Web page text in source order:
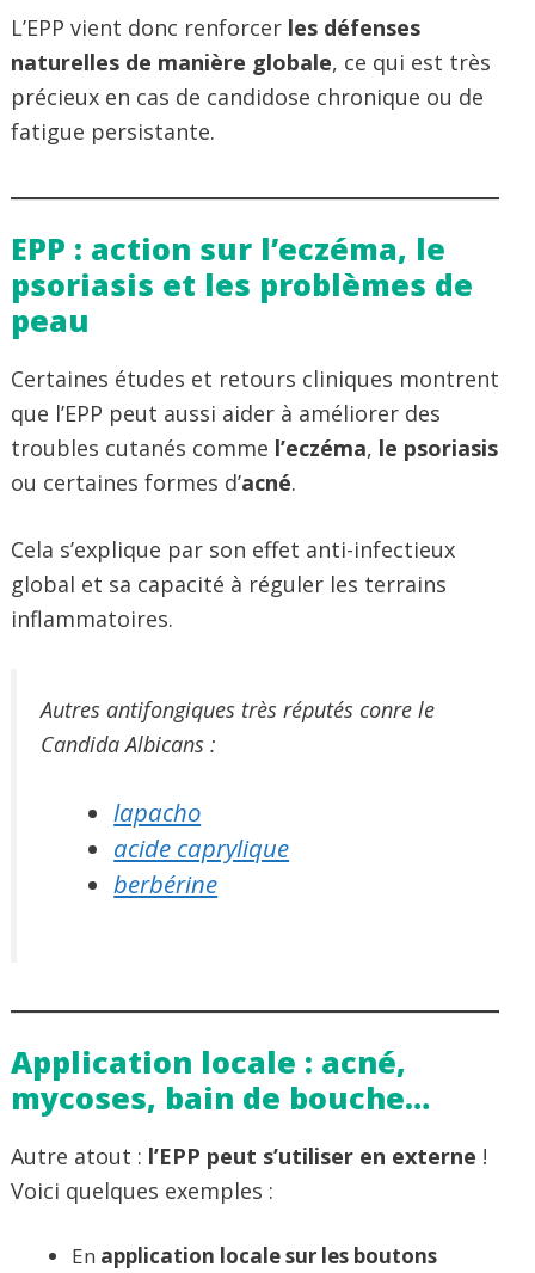
L’EPP vient donc renforcer les défenses
naturelles de manière globale, ce qui est très
précieux en cas de candidose chronique ou de
fatigue persistante.
EPP : action sur l’eczéma, le
psoriasis et les problèmes de
peau
Certaines études et retours cliniques montrent
que l’EPP peut aussi aider à améliorer des
troubles cutanés comme l’eczéma, le psoriasis
ou certaines formes d’acné.
Cela s’explique par son effet anti-infectieux
global et sa capacité à réguler les terrains
inflammatoires.
Autres antifongiques très réputés conre le
Candida Albicans :
lapacho
acide caprylique
berbérine
Application locale : acné,
mycoses, bain de bouche…
Autre atout : l’EPP peut s’utiliser en externe !
Voici quelques exemples :
En application locale sur les boutons